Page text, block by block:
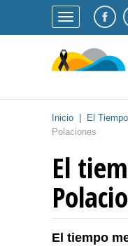
Inicio El
Polaciones
El
El tiempo